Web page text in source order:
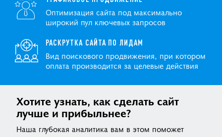
Оптимизация сайта под максимально
широкий пул ключевых запросов
РАСКРУТКА САЙТА ПО ЛИДАМ
Вид поискового продвижения, при котором
оплата производится за целевые действия
Хотите узнать, как сделать сайт
лучше и прибыльнее?
Наша глубокая аналитика вам в этом поможет